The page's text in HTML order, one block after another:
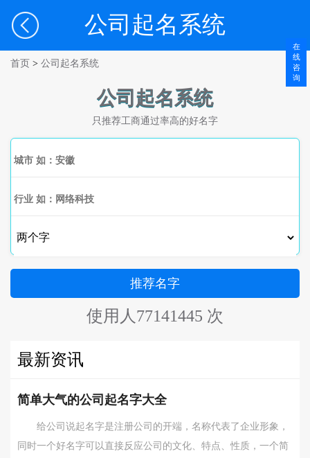
公司起名系统
首页 > 公司起名系统
公司起名系统
只推荐工商通过率高的好名字
推荐名字
使用人77141445 次
最新资讯
简单大气的公司起名字大全
给公司说起名字是注册公司的开端，名称代表了企业形象，
同时一个好名字可以直接反应公司的文化、特点、性质，一个简
在
线
咨
询